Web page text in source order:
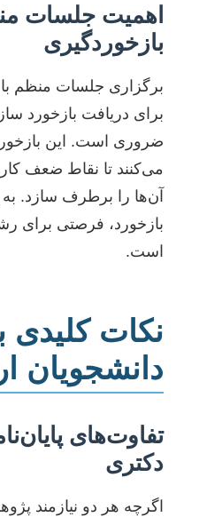
اهمیت جلسات
بازخوردگیری
برگزاری جلسات منظم با
برای دریافت بازخورد
ضروری است. این
می‌کنند تا نقاط ضعف
آن‌ها را برطرف سازد. به
بازخورد، فرصتی برای
است.
نکات کلیدی
دانشجویان
تفاوت‌های
دکتری
اگرچه هر دو نیازمند